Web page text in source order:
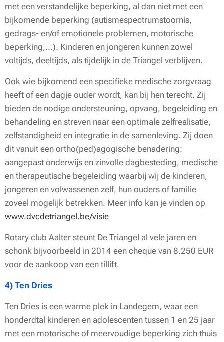
met een verstandelijke beperking, al dan niet met een
bijkomende beperking (autismespectrumstoornis,
gedrags- en/of emotionele problemen, motorische
beperking,...). Kinderen en jongeren kunnen zowel
voltijds, deeltijds, als tijdelijk in de Triangel verblijven.
Ook wie bijkomend een specifieke medische zorgvraag
heeft of een dagje ouder wordt, kan bij hen terecht. Zij
bieden de nodige ondersteuning, opvang, begeleiding en
behandeling en streven naar een optimale zelfrealisatie,
zelfstandigheid en integratie in de samenleving. Zij doen
dit vanuit een ortho(ped)agogische benadering:
aangepast onderwijs en zinvolle dagbesteding, medische
en therapeutische begeleiding waarbij wij de kinderen,
jongeren en volwassenen zelf, hun ouders of familie
zoveel mogelijk betrekken. Meer info kan je vinden op
www.dvcdetriangel.be/visie
Rotary club Aalter steunt De Triangel al vele jaren en
schonk bijvoorbeeld in 2014 een cheque van 8.250 EUR
voor de aankoop van een tillift.
4) Ten Dries
Ten Dries is een warme plek in Landegem, waar een
honderdtal kinderen en adolescenten tussen 1 en 25 jaar
met een motorische of meervoudige beperking zich thuis